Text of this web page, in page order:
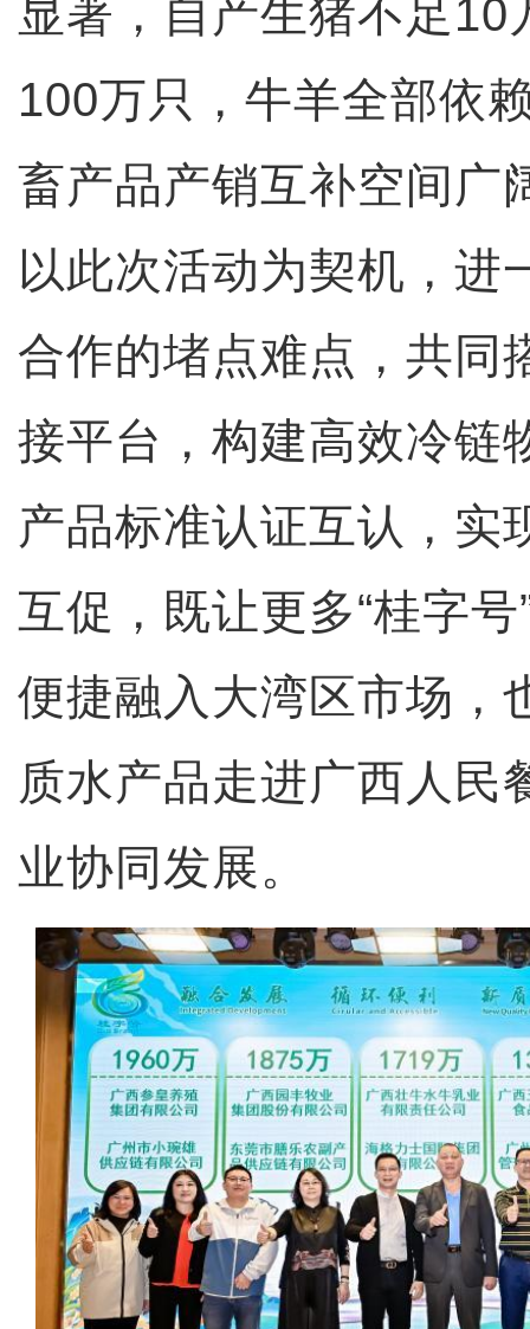
显著，自产生猪不足10
100万只，牛羊全部依
畜产品产销互补空间广
以此次活动为契机，进
合作的堵点难点，共同
接平台，构建高效冷链
产品标准认证互认，实
互促，既让更多“桂字
便捷融入大湾区市场，
质水产品走进广西人民
业协同发展。